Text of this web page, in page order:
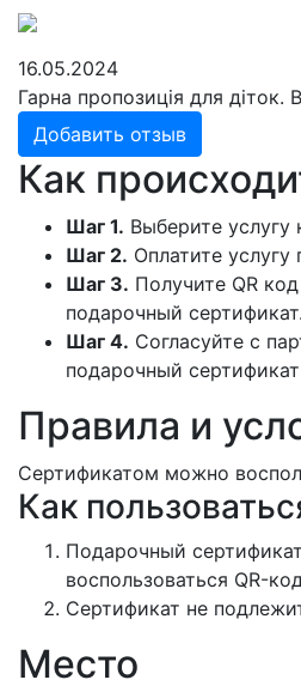
16.05.2024
Гарна пропозиція для
Добавить отзыв
Как
Шаг 1. Выберите
Шаг 2. Оплатите
Шаг 3. Получите QR
подарочный сертификат.
Шаг 4. Согласуйте с
подарочный
Правила и
Сертификатом можно
Как
Подарочный
воспользоваться QR-
Сертификат не
Место